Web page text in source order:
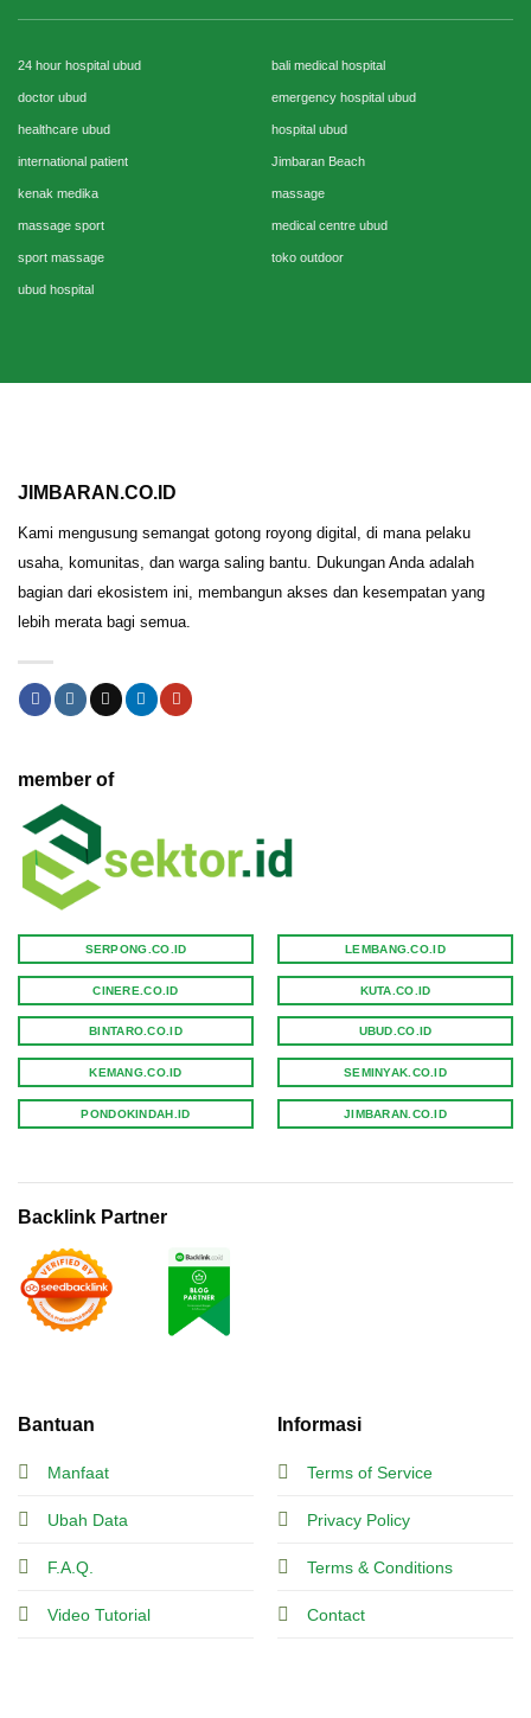
24 hour hospital ubud bali medical hospital
doctor ubud emergency hospital ubud
healthcare ubud hospital ubud
international patient Jimbaran Beach
kenak medika massage
massage sport medical centre ubud
sport massage toko outdoor
ubud hospital
JIMBARAN.CO.ID
Kami mengusung semangat gotong royong digital, di mana pelaku
usaha, komunitas, dan warga saling bantu. Dukungan Anda adalah
bagian dari ekosistem ini, membangun akses dan kesempatan yang
lebih merata bagi semua.
Bantuan
Manfaat
Ubah Data
F.A.Q.
Video Tutorial
Informasi
Terms of Service
Privacy Policy
Terms & Conditions
Contact
member of
SERPONG.CO.ID
CINERE.CO.ID
BINTARO.CO.ID
KEMANG.CO.ID
PONDOKINDAH.ID
LEMBANG.CO.ID
KUTA.CO.ID
UBUD.CO.ID
SEMINYAK.CO.ID
JIMBARAN.CO.ID
Backlink Partner